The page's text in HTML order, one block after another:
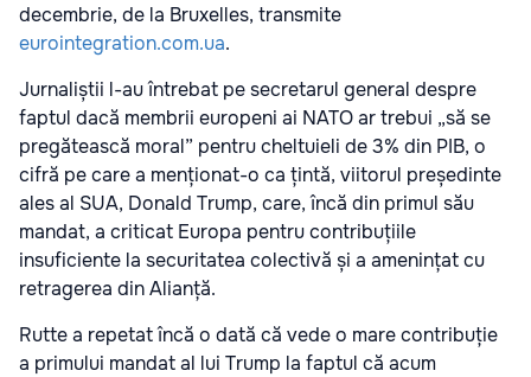
decembrie, de la Bruxelles, transmite
eurointegration.com.ua.
Jurnaliștii l-au întrebat pe secretarul general despre
faptul dacă membrii europeni ai NATO ar trebui „să se
pregătească moral” pentru cheltuieli de 3% din PIB, o
cifră pe care a menționat-o ca țintă, viitorul președinte
ales al SUA, Donald Trump, care, încă din primul său
mandat, a criticat Europa pentru contribuțiile
insuficiente la securitatea colectivă și a amenințat cu
retragerea din Alianță.
Rutte a repetat încă o dată că vede o mare contribuție
a primului mandat al lui Trump la faptul că acum